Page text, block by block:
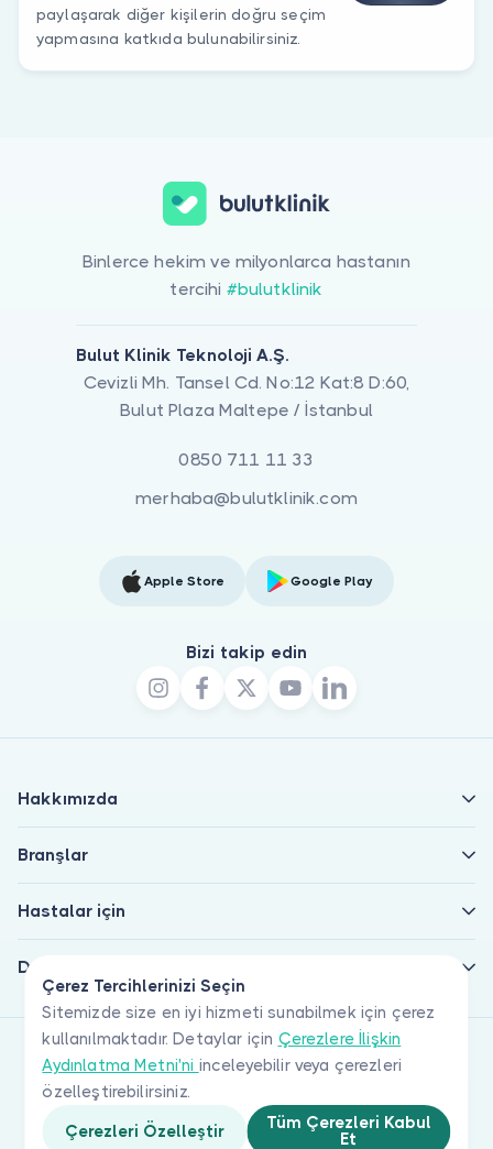
paylaşarak diğer kişilerin doğru seçim
yapmasına katkıda bulunabilirsiniz.
Çerez Tercihlerinizi Seçin
Sitemizde size en iyi hizmeti sunabilmek için çerez
kullanılmaktadır. Detaylar için Çerezlere İlişkin
Aydınlatma Metni'ni inceleyebilir veya çerezleri
özelleştirebilirsiniz.
Çerezleri Özelleştir
Tüm Çerezleri Kabul
Et
Binlerce hekim ve milyonlarca hastanın
tercihi #bulutklinik
Bulut Klinik Teknoloji A.Ş.
Cevizli Mh. Tansel Cd. No:12 Kat:8 D:60,
Bulut Plaza Maltepe / İstanbul
0850 711 11 33
merhaba@bulutklinik.com
Apple Store Google Play
Bizi takip edin
Hakkımızda
Branşlar
Hastalar için
Doktorlar için